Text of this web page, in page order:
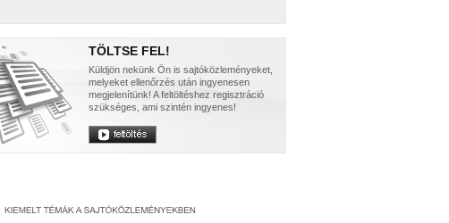
TÖLTSE FEL!
Küldjön nekünk Ön is sajtóközleményeket,
melyeket ellenőrzés után ingyenesen
megjelenítünk! A feltöltéshez regisztráció
szükséges, ami szintén ingyenes!